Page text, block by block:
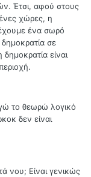
Έτσι, αφού στους
χώρες, η
ένα σωρό
σε
είναι
το θεωρώ λογικό
δεν είναι
νου; Είναι γενικώς